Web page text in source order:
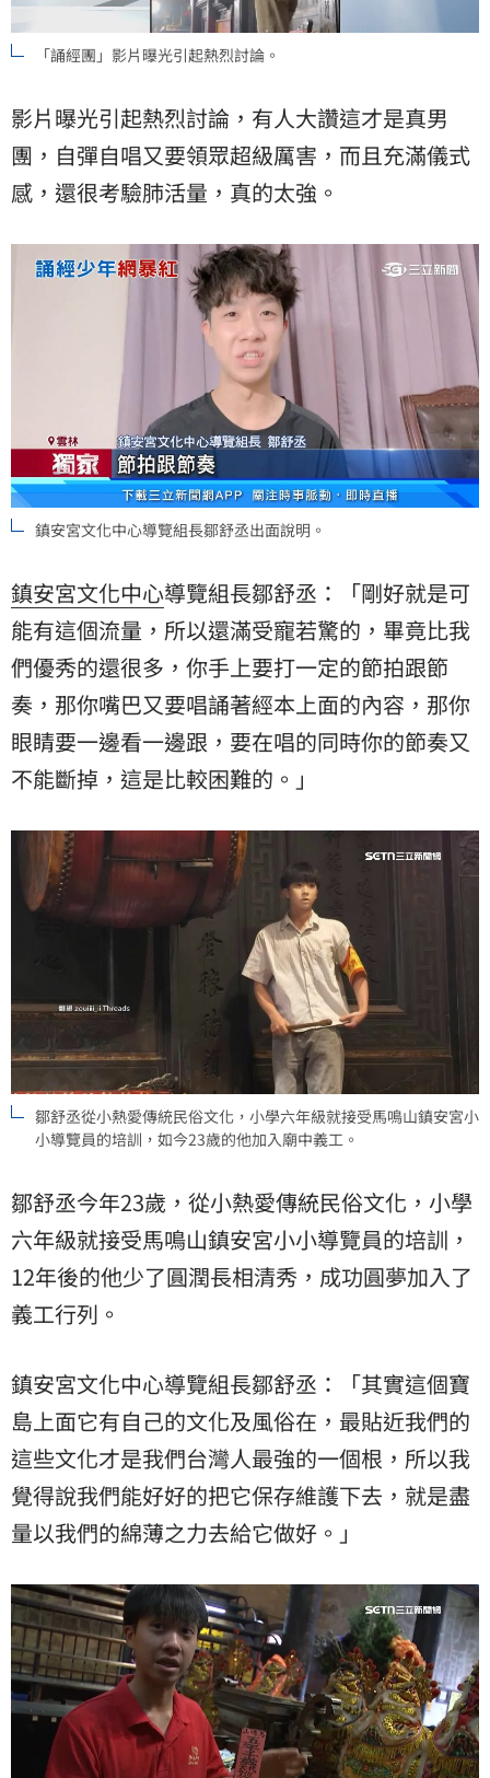
「誦經團」影片曝光引起熱烈討論。
影片曝光引起熱烈討論，有人大讚這才是真男
團，自彈自唱又要領眾超級厲害，而且充滿儀式
感，還很考驗肺活量，真的太強。
鎮安宮文化中心導覽組長鄒舒丞出面說明。
鎮安宮文化中心導覽組長鄒舒丞：「剛好就是可
能有這個流量，所以還滿受寵若驚的，畢竟比我
們優秀的還很多，你手上要打一定的節拍跟節
奏，那你嘴巴又要唱誦著經本上面的內容，那你
眼睛要一邊看一邊跟，要在唱的同時你的節奏又
不能斷掉，這是比較困難的。」
鄒舒丞從小熱愛傳統民俗文化，小學六年級就接受馬鳴山鎮安宮小
小導覽員的培訓，如今23歲的他加入廟中義工。
鄒舒丞今年23歲，從小熱愛傳統民俗文化，小學
六年級就接受馬鳴山鎮安宮小小導覽員的培訓，
12年後的他少了圓潤長相清秀，成功圓夢加入了
義工行列。
鎮安宮文化中心導覽組長鄒舒丞：「其實這個寶
島上面它有自己的文化及風俗在，最貼近我們的
這些文化才是我們台灣人最強的一個根，所以我
覺得說我們能好好的把它保存維護下去，就是盡
量以我們的綿薄之力去給它做好。」